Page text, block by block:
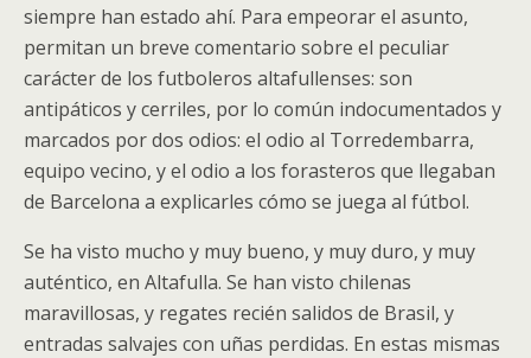
siempre han estado ahí. Para empeorar el asunto,
permitan un breve comentario sobre el peculiar
carácter de los futboleros altafullenses: son
antipáticos y cerriles, por lo común indocumentados y
marcados por dos odios: el odio al Torredembarra,
equipo vecino, y el odio a los forasteros que llegaban
de Barcelona a explicarles cómo se juega al fútbol.
Se ha visto mucho y muy bueno, y muy duro, y muy
auténtico, en Altafulla. Se han visto chilenas
maravillosas, y regates recién salidos de Brasil, y
entradas salvajes con uñas perdidas. En estas mismas